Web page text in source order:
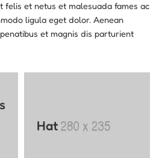
felis et netus et malesuada fames ac
ligula eget dolor. Aenean
et magnis dis parturient
Hat